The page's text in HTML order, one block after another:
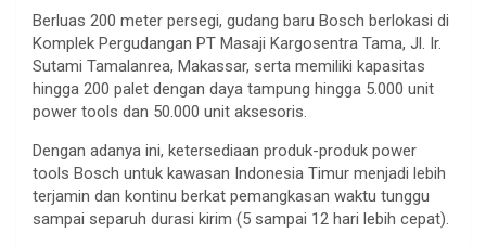
Berluas 200 meter persegi, gudang baru Bosch berlokasi di
Komplek Pergudangan PT Masaji Kargosentra Tama, Jl. Ir.
Sutami Tamalanrea, Makassar, serta memiliki kapasitas
hingga 200 palet dengan daya tampung hingga 5.000 unit
power tools dan 50.000 unit aksesoris.
Dengan adanya ini, ketersediaan produk-produk power
tools Bosch untuk kawasan Indonesia Timur menjadi lebih
terjamin dan kontinu berkat pemangkasan waktu tunggu
sampai separuh durasi kirim (5 sampai 12 hari lebih cepat).